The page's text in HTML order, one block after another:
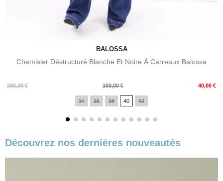
BALOSSA
Chemisier Déstructuré Blanche Et Noire À Carreaux Balossa
290,00 €
Prix
100,00 € 40,00 €
Prix
34 36 38 40 42
Découvrez nos dernières nouveautés